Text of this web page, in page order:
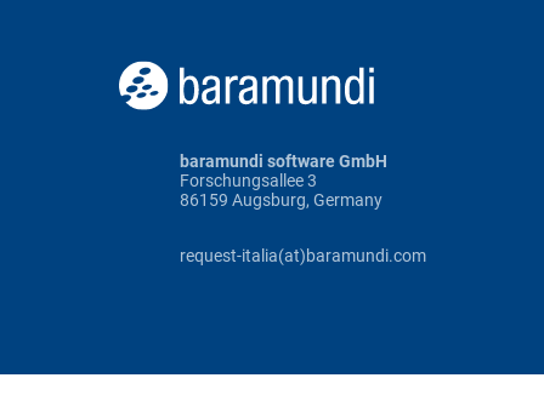
baramundi software GmbH
Forschungsallee 3
86159 Augsburg, Germany
request-italia(at)baramundi.com